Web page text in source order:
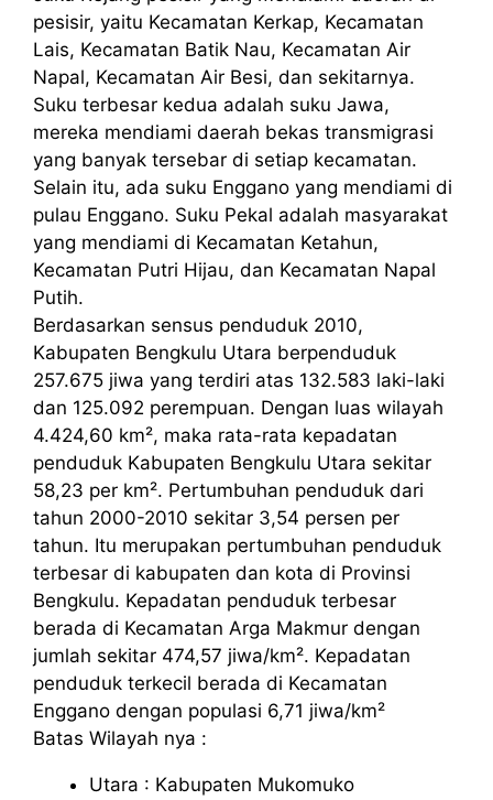
pesisir, yaitu Kecamatan Kerkap, Kecamatan
Lais, Kecamatan Batik Nau, Kecamatan Air
Napal, Kecamatan Air Besi, dan sekitarnya.
Suku terbesar kedua adalah suku Jawa,
mereka mendiami daerah bekas transmigrasi
yang banyak tersebar di setiap kecamatan.
Selain itu, ada suku Enggano yang mendiami di
pulau Enggano. Suku Pekal adalah masyarakat
yang mendiami di Kecamatan Ketahun,
Kecamatan Putri Hijau, dan Kecamatan Napal
Putih.
Berdasarkan sensus penduduk 2010,
Kabupaten Bengkulu Utara berpenduduk
257.675 jiwa yang terdiri atas 132.583 laki-laki
dan 125.092 perempuan. Dengan luas wilayah
4.424,60 km², maka rata-rata kepadatan
penduduk Kabupaten Bengkulu Utara sekitar
58,23 per km². Pertumbuhan penduduk dari
tahun 2000-2010 sekitar 3,54 persen per
tahun. Itu merupakan pertumbuhan penduduk
terbesar di kabupaten dan kota di Provinsi
Bengkulu. Kepadatan penduduk terbesar
berada di Kecamatan Arga Makmur dengan
jumlah sekitar 474,57 jiwa/km². Kepadatan
penduduk terkecil berada di Kecamatan
Enggano dengan populasi 6,71 jiwa/km²
Batas Wilayah nya :
Utara : Kabupaten Mukomuko